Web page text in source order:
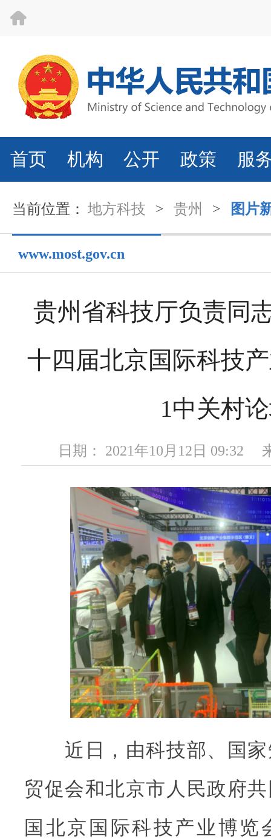
首页 机构 公开 政策 服
当前位置： 地方科技 > 贵州 > 图片
www.most.gov.cn
贵州省科技厅负责同
十四届北京国际科技
1中关村
日期： 2021年10月12日 09:32
近日，由科技部、国家
贸促会和北京市人民政府
国北京国际科技产业博览